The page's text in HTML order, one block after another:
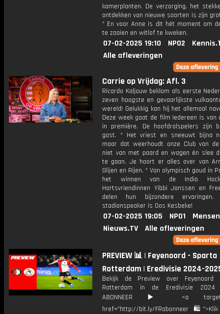
kamerplanten. De verzorging, het
ontdekken van nieuwe soorten is zijn
* En voor Anne is dit hét moment om
te zaaien en witlof te kweken.
07-02-2025 19:10 NPO2
Alle afleveringen
Carrie op Vrijdag: Afl. 3
Ricardo Kaljouw beklom als eerste
zeven hoogste en gevaarlijkste
wereld! Gelukkig kan hij het allemaal
Deze week gaat de film Iedereen is van
in première. De hoofdrolspelers zijn
gast. * Het vriest en sneeuwt bijna
maar dat weerhoudt onze Club van
niet van met paard en wagen én slee
te gaan. Je hoort er alles over van
Glijen en Rijen. * Van olympisch goud in
het winnen van de India
Hartsvriendinnen Yibbi Janssen en
delen hun bijzondere
stadionspeaker is Oos Kesbeke!
07-02-2025 19:05 NPO1
Nieuws.TV
Alle afleveringen
PREVIEW 📊 | Feyenoord - Sparta
Rotterdam | Eredivisie 2024-
Bekijk de Preview over Feyenoord
Rotterdam in de Eredivisie
ABONNEER ▶️ <a
href="http://bit.ly/FRabonneer